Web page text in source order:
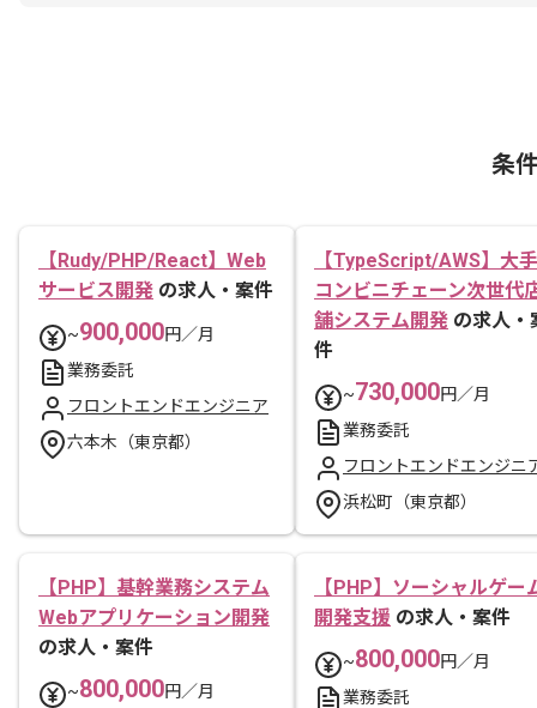
条
【Rudy/PHP/React】Web
サービス開発 の求人・案件
~900,000円／月
業務委託
フロントエンドエンジニア
六本木（東京都）
【TypeScript/AWS】大手
コンビニチェーン次世代
舗システム開発 の求人・
件
~730,000円／月
業務委託
フロントエンドエンジニ
浜松町（東京都）
【PHP】基幹業務システム
Webアプリケーション開発
の求人・案件
~800,000円／月
【PHP】ソーシャルゲー
開発支援 の求人・案件
~800,000円／月
業務委託